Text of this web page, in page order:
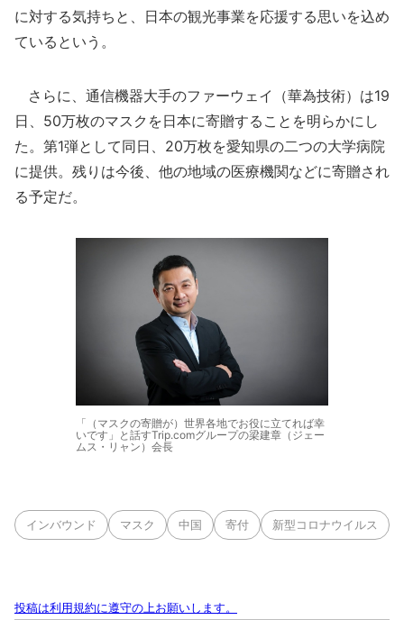
に対する気持ちと、日本の観光事業を応援する思いを込め
ているという。
さらに、通信機器大手のファーウェイ（華為技術）は19
日、50万枚のマスクを日本に寄贈することを明らかにし
た。第1弾として同日、20万枚を愛知県の二つの大学病院
に提供。残りは今後、他の地域の医療機関などに寄贈され
る予定だ。
「（マスクの寄贈が）世界各地でお役に立てれば幸
いです」と話すTrip.comグループの梁建章（ジェー
ムス・リャン）会長
インバウンド マスク 中国 寄付 新型コロナウイルス